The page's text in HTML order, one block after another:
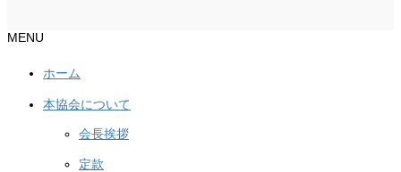
MENU
ホーム
本協会について
会長挨拶
定款